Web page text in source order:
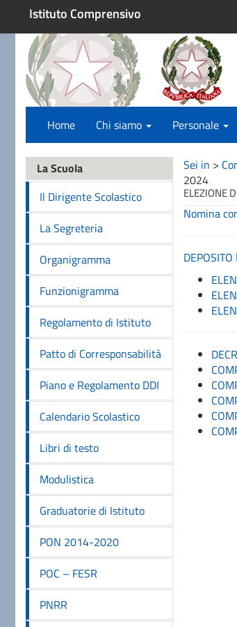
Istituto Comprensivo
Home Chi siamo Personale
La Scuola
Il Dirigente Scolastico
La Segreteria
Organigramma
Funzionigramma
Regolamento di Istituto
Patto di Corresponsabilità
Piano e Regolamento DDI
Calendario Scolastico
Libri di testo
Modulistica
Graduatorie di Istituto
PON 2014-2020
POC – FESR
PNRR
Sei in >
2024
ELEZIONE
Nomina